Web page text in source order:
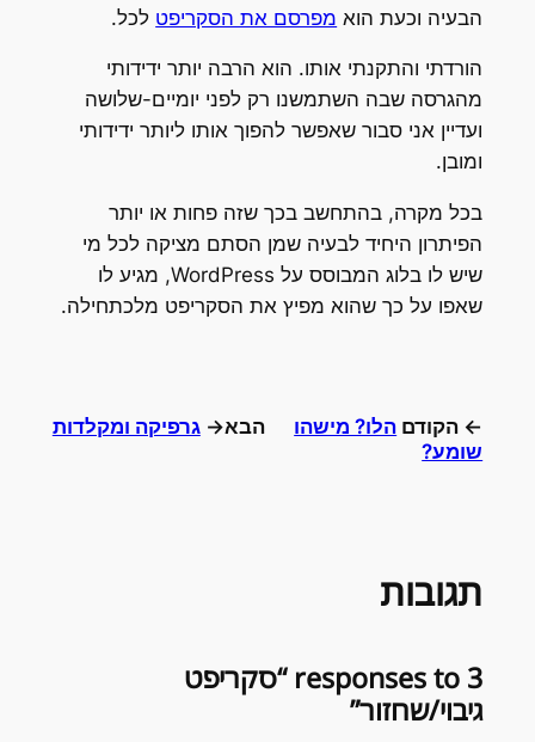
הבעיה וכעת הוא מפרסם את הסקריפט לכל.
הורדתי והתקנתי אותו. הוא הרבה יותר ידידותי
מהגרסה שבה השתמשנו רק לפני יומיים-שלושה
ועדיין אני סבור שאפשר להפוך אותו ליותר ידידותי
ומובן.
בכל מקרה, בהתחשב בכך שזה פחות או יותר
הפיתרון היחיד לבעיה שמן הסתם מציקה לכל מי
שיש לו בלוג המבוסס על WordPress, מגיע לו
שאפו על כך שהוא מפיץ את הסקריפט מלכתחילה.
← הקודם הלו? מישהו
שומע?
הבא→ גרפיקה ומקלדות
תגובות
3 responses to “סקריפט
גיבוי/שחזור”